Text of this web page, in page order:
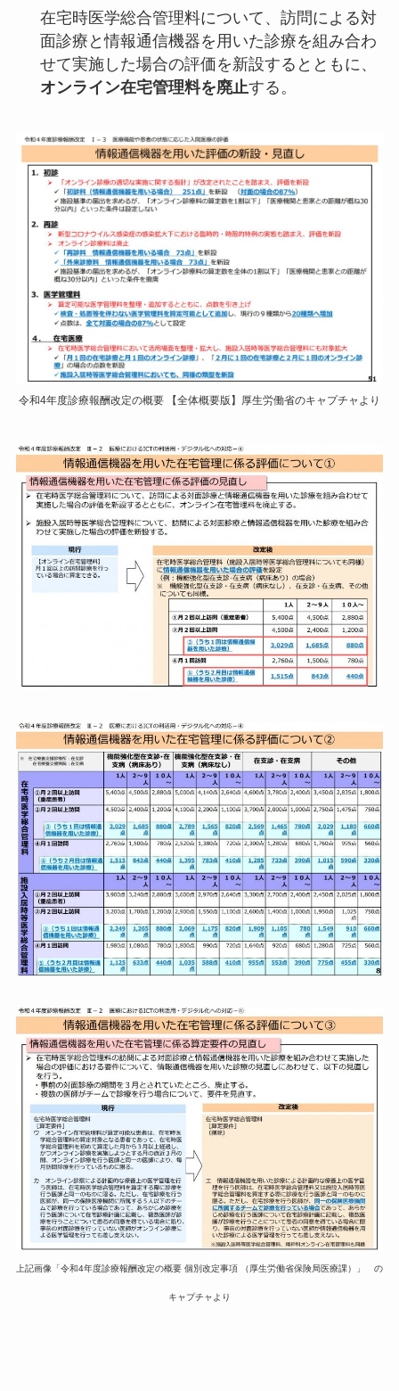
在宅時医学総合管理料について、訪問による対
面診療と情報通信機器を用いた診療を組み合わ
せて実施した場合の評価を新設するとともに、
オンライン在宅管理料を廃止する。
令和4年度診療報酬改定の概要 【全体概要版】厚生労働省のキャプチャより
上記画像「令和4年度診療報酬改定の概要 個別改定事項 （厚生労働省保険局医療課）」 の
キャプチャより